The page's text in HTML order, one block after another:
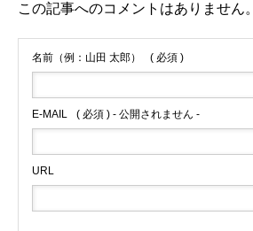
この記事へのコメントはありません。
名前（例：山田 太郎） ( 必須 )
E-MAIL ( 必須 ) - 公開されません -
URL